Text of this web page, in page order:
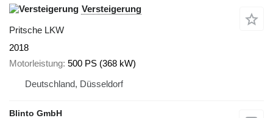
Versteigerung
Pritsche LKW
2018
Motorleistung 500 PS (368 kW)
Deutschland, Düsseldorf
Blinto GmbH